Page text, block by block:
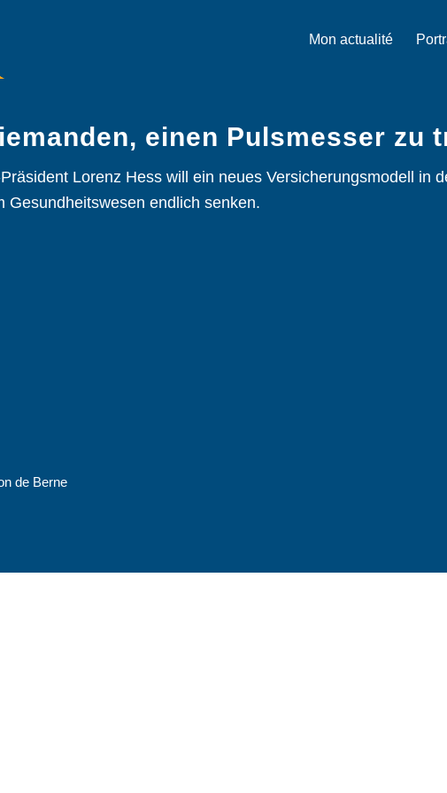
Mon actualité
einen Pulsmesser zu
Lorenz Hess will ein neues Versicherungsmodell in
Gesundheitswesen endlich senken.
de Berne